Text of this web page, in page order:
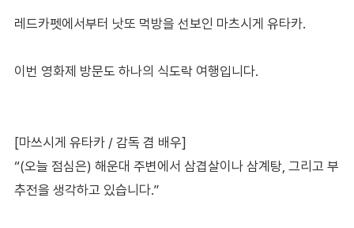
레드카펫에서부터 낫또 먹방을 선보인 마츠시게 유타카.
이번 영화제 방문도 하나의 식도락 여행입니다.
[마쓰시게 유타카 / 감독 겸 배우]
“(오늘 점심은) 해운대 주변에서 삼겹살이나 삼계탕, 그리고 부
추전을 생각하고 있습니다.”